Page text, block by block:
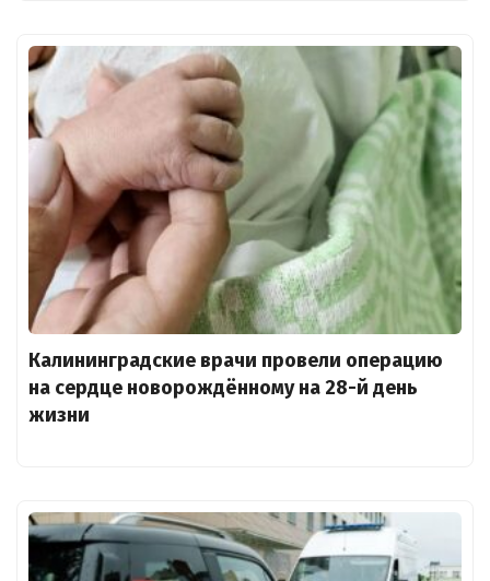
Калининградские врачи провели операцию
на сердце новорождённому на 28-й день
жизни